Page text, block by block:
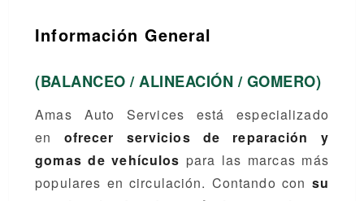
Información General
(BALANCEO / ALINEACIÓN / GOMERO)
Amas Auto Services está especializado
en ofrecer servicios de reparación y
gomas de vehículos para las marcas más
populares en circulación. Contando con su